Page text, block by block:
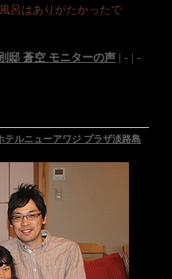
呂はありがたかったで
邸 蒼空 モニターの声 | - | -
テルニューアワジ プラザ淡路島